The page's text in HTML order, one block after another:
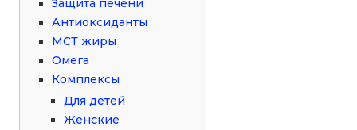
Защита печени
Антиоксиданты
МСТ жиры
Омега
Комплексы
Для детей
Женские